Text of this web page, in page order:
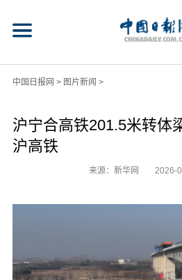
中国日报网 > 图片新闻 >
沪宁合高铁201.5米转体
沪高铁
来源：新华网 2026-